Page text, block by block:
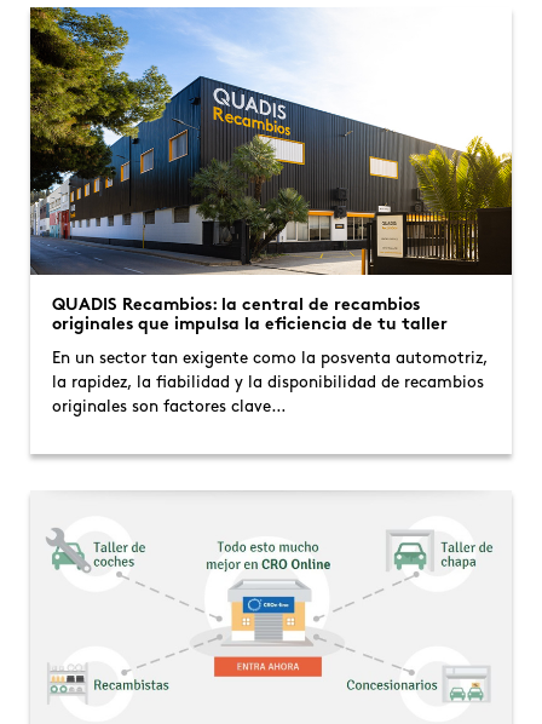
QUADIS Recambios: la central de recambios
originales que impulsa la eficiencia de tu taller
En un sector tan exigente como la posventa automotriz,
la rapidez, la fiabilidad y la disponibilidad de recambios
originales son factores clave…